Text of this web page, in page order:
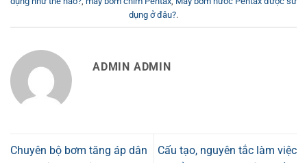
dụng ở đâu?.
ADMIN ADMIN
Chuyên bộ bơm tăng áp dân
Cấu tạo, nguyên tắc làm việc